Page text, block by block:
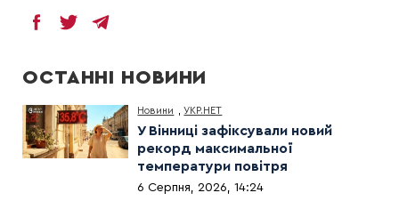
ОСТАННІ НОВИНИ
Новини ,УКР.НЕТ
У Вінниці зафіксували новий
рекорд максимальної
температури повітря
6 Серпня, 2026, 14:24